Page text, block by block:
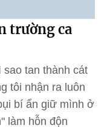
trường ca
sao tan thành cát
tôi nhận ra luôn
bí ẩn giữ mình ở
làm hỗn độn